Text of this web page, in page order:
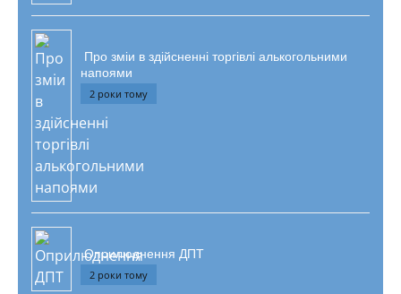
Про зміи в здійсненні торгівлі алькогольними
напоями
2 роки тому
Оприлюднення ДПТ
2 роки тому